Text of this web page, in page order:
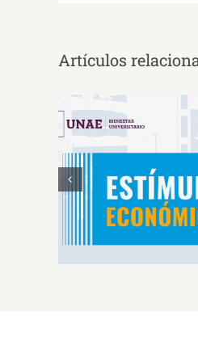
Artículos
Estímulos
Deportistas
Rendimiento